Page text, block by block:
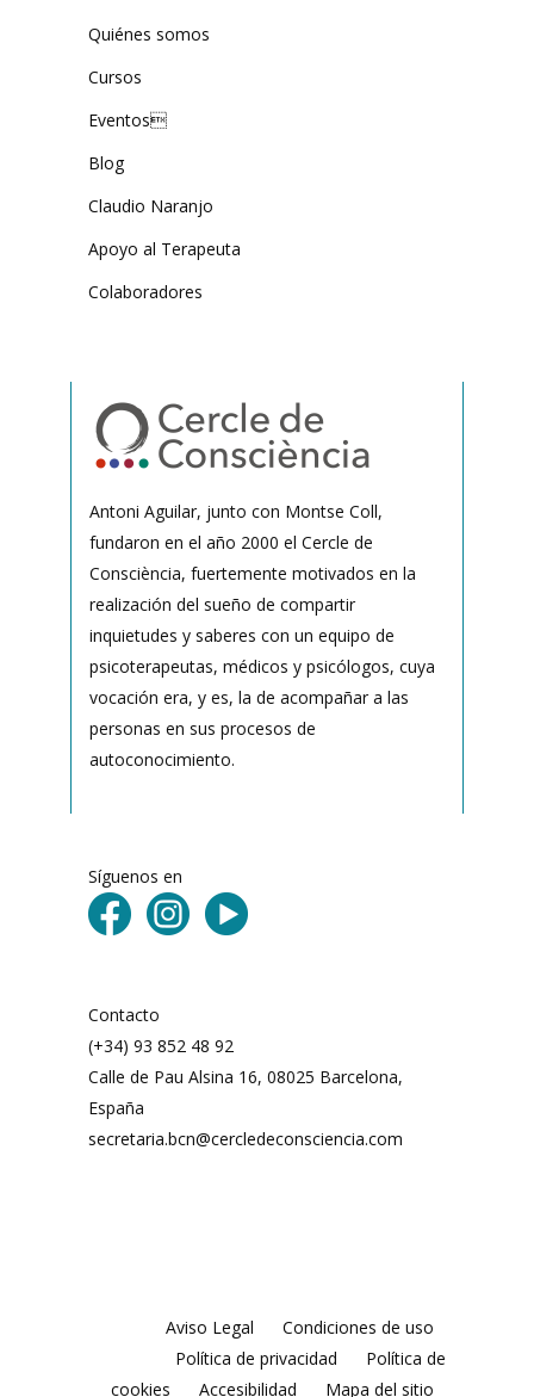
Quiénes somos
Cursos
Eventos
Blog
Claudio Naranjo
Apoyo al Terapeuta
Colaboradores
Antoni Aguilar, junto con Montse Coll,
fundaron en el año 2000 el Cercle de
Consciència, fuertemente motivados en la
realización del sueño de compartir
inquietudes y saberes con un equipo de
psicoterapeutas, médicos y psicólogos, cuya
vocación era, y es, la de acompañar a las
personas en sus procesos de
autoconocimiento.
Síguenos en
Contacto
(+34) 93 852 48 92
Calle de Pau Alsina 16, 08025 Barcelona,
España
secretaria.bcn@cercledeconsciencia.com
Aviso Legal
Condiciones de uso
Política de privacidad
Política de
cookies
Accesibilidad Mapa del sitio